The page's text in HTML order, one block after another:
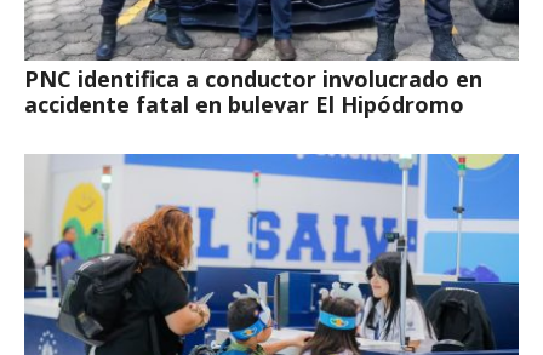
PNC identifica a conductor involucrado en
accidente fatal en bulevar El Hipódromo